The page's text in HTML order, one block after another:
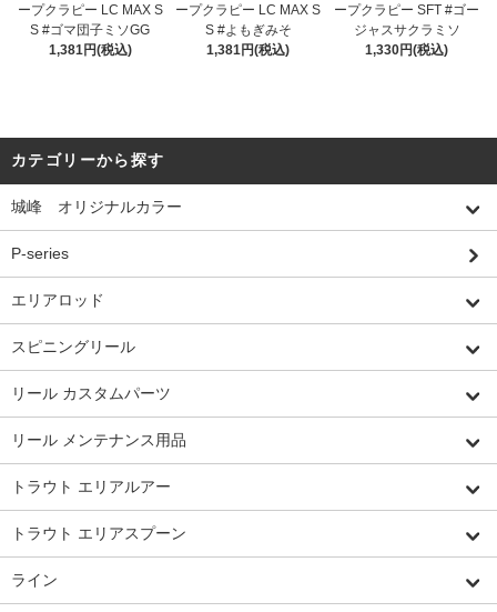
ープクラピー LC MAX S
S #ゴマ団子ミソGG
1,381円(税込)
ープクラピー LC MAX S
S #よもぎみそ
1,381円(税込)
ープクラピー SFT #ゴー
ジャスサクラミソ
1,330円(税込)
カテゴリーから探す
城峰 オリジナルカラー
P-series
エリアロッド
スピニングリール
リール カスタムパーツ
リール メンテナンス用品
トラウト エリアルアー
トラウト エリアスプーン
ライン